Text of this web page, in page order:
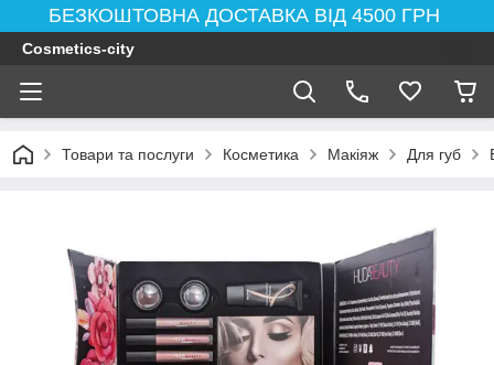
БЕЗКОШТОВНА ДОСТАВКА ВІД 4500 ГРН
Cosmetics-city
Товари та послуги Косметика Макіяж Для губ